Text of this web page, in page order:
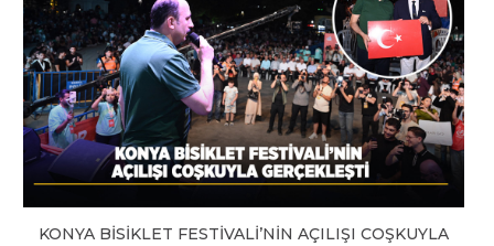
KONYA BİSİKLET FESTİVALİ’NİN AÇILIŞI COŞKUYLA